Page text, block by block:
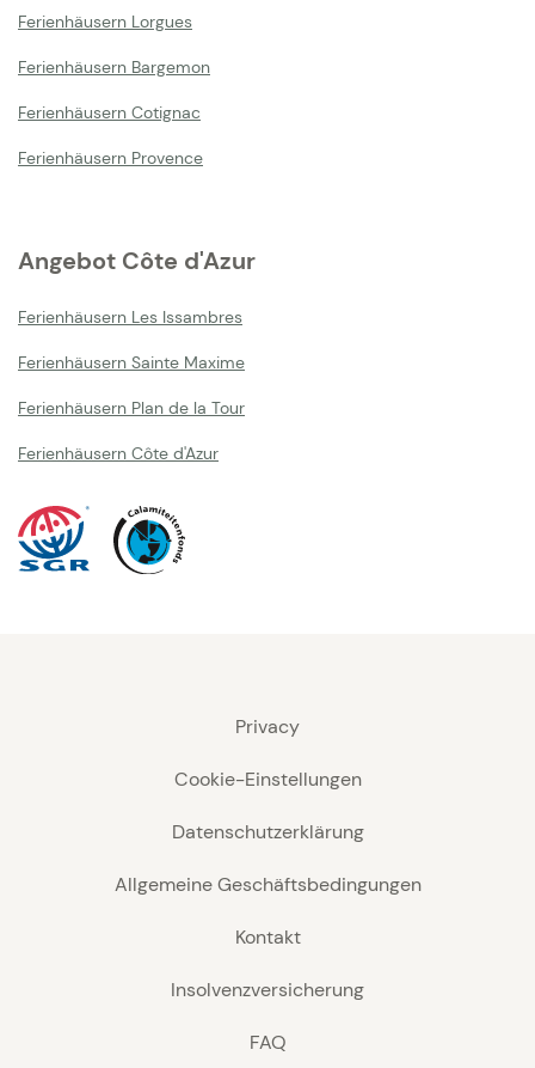
Ferienhäusern Lorgues
Ferienhäusern Bargemon
Ferienhäusern Cotignac
Ferienhäusern Provence
Angebot Côte d'Azur
Ferienhäusern Les Issambres
Ferienhäusern Sainte Maxime
Ferienhäusern Plan de la Tour
Ferienhäusern Côte d'Azur
Privacy
Cookie-Einstellungen
Datenschutzerklärung
Allgemeine Geschäftsbedingungen
Kontakt
Insolvenzversicherung
FAQ